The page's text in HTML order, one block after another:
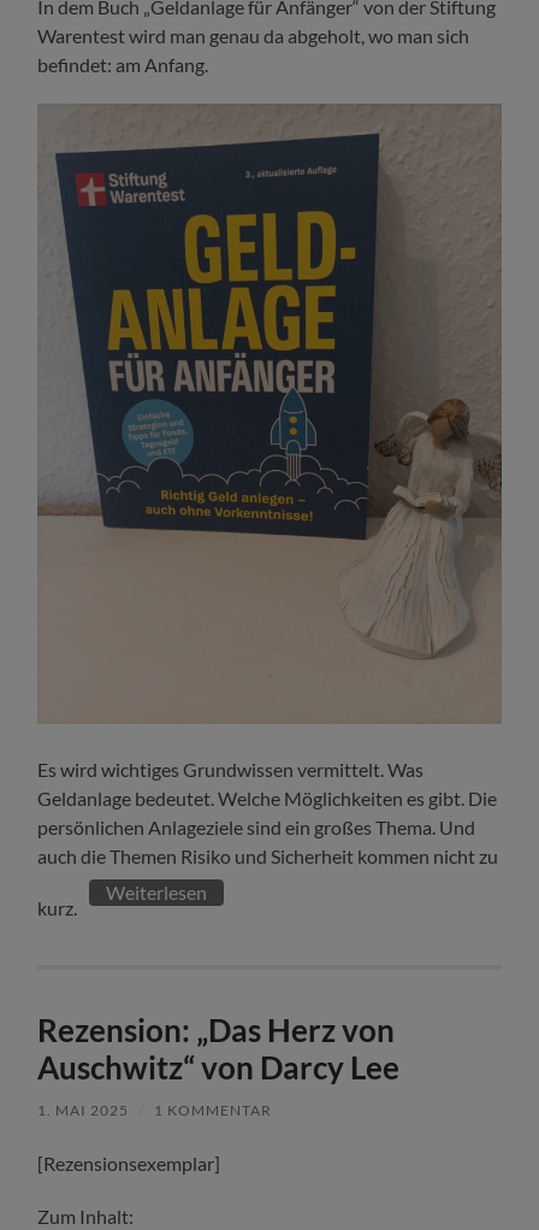
In dem Buch „Geldanlage für Anfänger“ von der Stiftung
Warentest wird man genau da abgeholt, wo man sich
befindet: am Anfang.
Es wird wichtiges Grundwissen vermittelt. Was
Geldanlage bedeutet. Welche Möglichkeiten es gibt. Die
persönlichen Anlageziele sind ein großes Thema. Und
auch die Themen Risiko und Sicherheit kommen nicht zu
kurz.
Weiterlesen
Rezension: „Das Herz von
Auschwitz“ von Darcy Lee
1. MAI 2025 1 KOMMENTAR
[Rezensionsexemplar]
Zum Inhalt: